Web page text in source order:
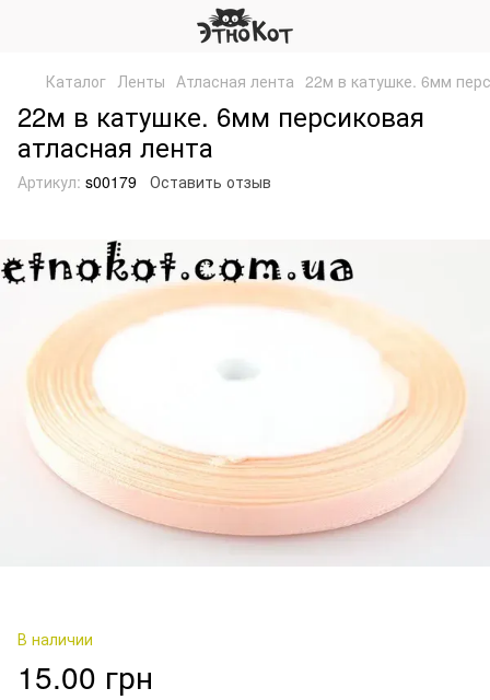
Каталог Ленты Атласная лента 22м в катушке. 6мм
22м в катушке. 6мм персиковая
атласная лента
Артикул: s00179 Оставить отзыв
В наличии
15.00 грн